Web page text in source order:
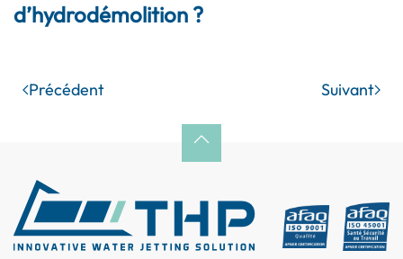
d’hydrodémolition ?
Précédent Suivant